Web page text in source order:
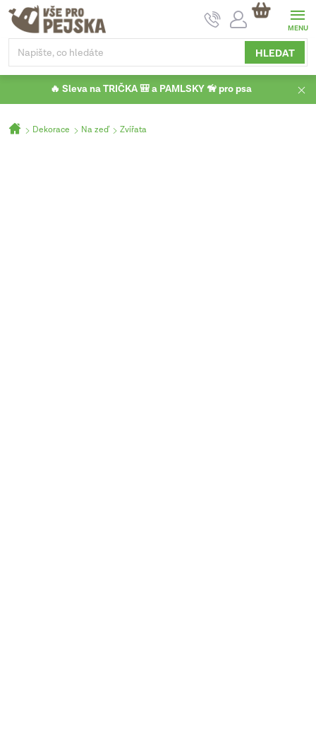
Přejít
obsah
HLEDAT
NÁKUPNÍ
KOŠÍK
🔥 Sleva na TRIČKA 🎒 a PAMLSKY 🦮 pro psa
DomůDekorace Na zeď Zvířata